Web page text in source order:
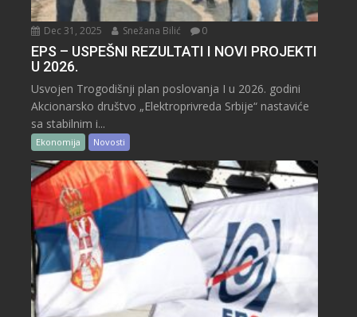
Dec 31, 2025 Snežana Bilić 0
EPS – USPEŠNI REZULTATI I NOVI PROJEKTI
U 2026.
Usvojen Trogodišnji plan poslovanja I u 2026. godini
Akcionarsko društvo „Elektroprivreda Srbije“ nastaviće
sa stabilnim i...
Ekonomija Novosti